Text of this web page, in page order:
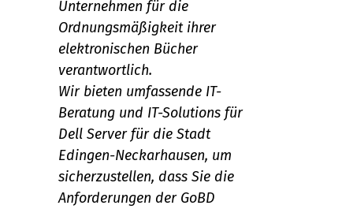
Unternehmen für die
Ordnungsmäßigkeit ihrer
elektronischen Bücher
verantwortlich.
Wir bieten umfassende IT-
Beratung und IT-Solutions für
Dell Server für die Stadt
Edingen-Neckarhausen, um
sicherzustellen, dass Sie die
Anforderungen der GoBD